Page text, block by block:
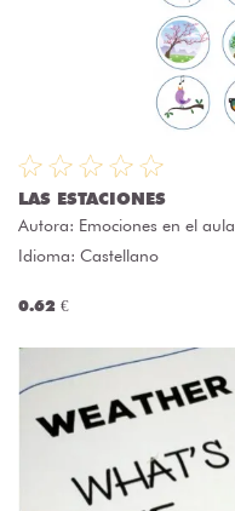
LAS ESTACIONES
Autora: Emociones en el aula
Idioma: Castellano
0.62 €